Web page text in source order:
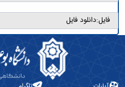
فایل:دانلود فایل